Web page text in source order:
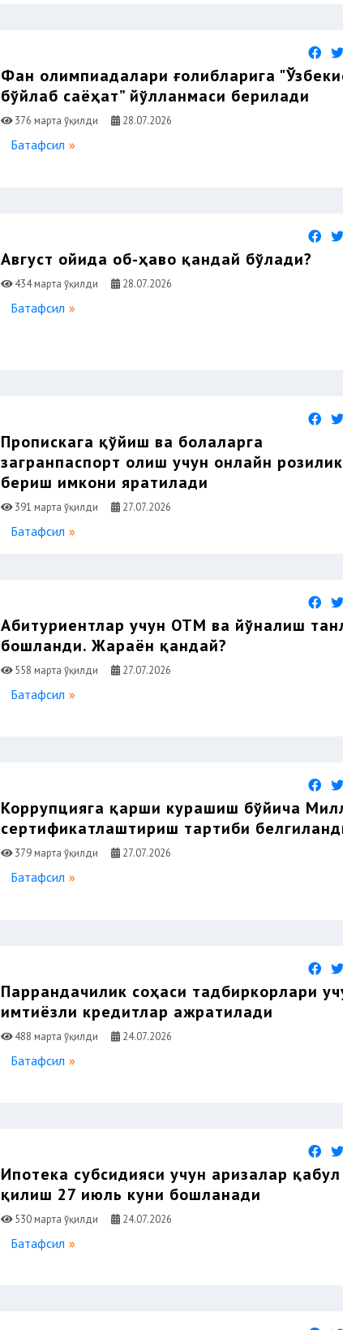
Фан олимпиадалари ғолибларига
бўйлаб саёҳат” йўлланмаси берилади
376 марта ўқилди 28.07.2026
Батафсил
Август ойида об-ҳаво қандай бўлади?
434 марта ўқилди 28.07.2026
Батафсил
Пропискага қўйиш ва болаларга
загранпаспорт олиш учун онлайн розилик
бериш имкони яратилади
391 марта ўқилди 27.07.2026
Батафсил
Абитуриентлар учун ОТМ ва йўналиш
бошланди. Жараён қандай?
558 марта ўқилди 27.07.2026
Батафсил
Коррупцияга қарши курашиш бўйича
сертификатлаштириш тартиби
379 марта ўқилди 27.07.2026
Батафсил
Паррандачилик соҳаси тадбиркорлари
имтиёзли кредитлар ажратилади
488 марта ўқилди 24.07.2026
Батафсил
Ипотека субсидияси учун аризалар қабул
қилиш 27 июль куни бошланади
530 марта ўқилди 24.07.2026
Батафсил